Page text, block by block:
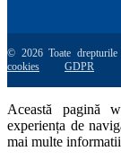
© 2026 Toate
cookies
GDPR
Această pagină
experiența de
mai multe